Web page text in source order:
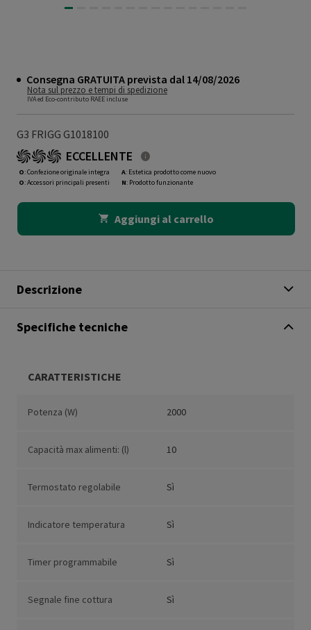
Consegna GRATUITA prevista dal 14/08/2026
Nota sul prezzo e tempi di spedizione
IVA ed Eco-contributo RAEE incluse
G3 FRIGG G1018100
ECCELLENTE
O: Confezione originale integra
O: Accessori principali presenti
A: Estetica prodotto come nuovo
N: Prodotto funzionante
Aggiungi al carrello
Descrizione
Specifiche tecniche
CARATTERISTICHE
Potenza (W) 2000
Capacità max alimenti: (l) 10
Termostato regolabile Sì
Indicatore temperatura Sì
Timer programmabile Sì
Segnale fine cottura Sì